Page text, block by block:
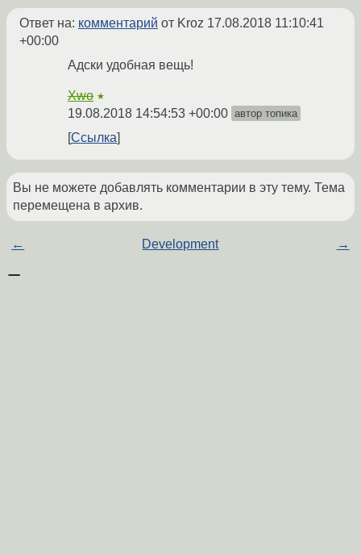
Ответ на: комментарий от Kroz 17.08.2018 11:10:41
+00:00
Адски удобная вещь!
Xwo ★
19.08.2018 14:54:53 +00:00 автор топика
Ссылка
Вы не можете добавлять комментарии в эту тему. Тема
перемещена в архив.
← Development →
Похожие темы